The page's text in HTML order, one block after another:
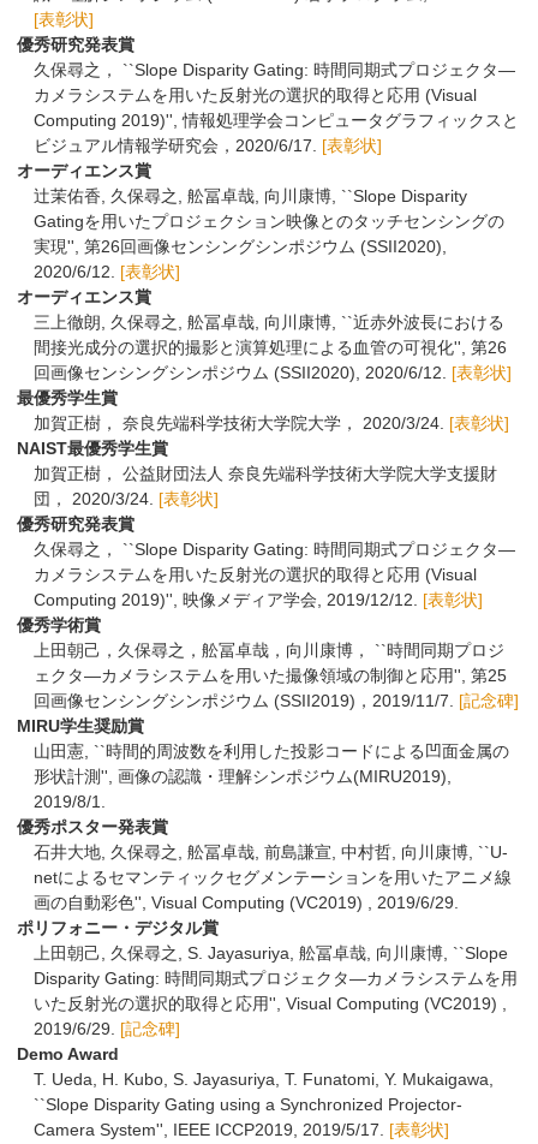
[表彰状]
優秀研究発表賞
久保尋之， ``Slope Disparity Gating: 時間同期式プロジェクタ—
カメラシステムを用いた反射光の選択的取得と応用 (Visual
Computing 2019)'', 情報処理学会コンピュータグラフィックスと
ビジュアル情報学研究会，2020/6/17. [表彰状]
オーディエンス賞
辻茉佑香, 久保尋之, 舩冨卓哉, 向川康博, ``Slope Disparity
Gatingを用いたプロジェクション映像とのタッチセンシングの
実現'', 第26回画像センシングシンポジウム (SSII2020),
2020/6/12. [表彰状]
オーディエンス賞
三上徹朗, 久保尋之, 舩冨卓哉, 向川康博, ``近赤外波長における
間接光成分の選択的撮影と演算処理による血管の可視化'', 第26
回画像センシングシンポジウム (SSII2020), 2020/6/12. [表彰状]
最優秀学生賞
加賀正樹， 奈良先端科学技術大学院大学， 2020/3/24. [表彰状]
NAIST最優秀学生賞
加賀正樹， 公益財団法人 奈良先端科学技術大学院大学支援財
団， 2020/3/24. [表彰状]
優秀研究発表賞
久保尋之， ``Slope Disparity Gating: 時間同期式プロジェクタ—
カメラシステムを用いた反射光の選択的取得と応用 (Visual
Computing 2019)'', 映像メディア学会, 2019/12/12. [表彰状]
優秀学術賞
上田朝己，久保尋之，舩冨卓哉，向川康博， ``時間同期プロジ
ェクタ―カメラシステムを用いた撮像領域の制御と応用'', 第25
回画像センシングシンポジウム (SSII2019)，2019/11/7. [記念碑]
MIRU学生奨励賞
山田憲, ``時間的周波数を利用した投影コードによる凹面金属の
形状計測'', 画像の認識・理解シンポジウム(MIRU2019),
2019/8/1.
優秀ポスター発表賞
石井大地, 久保尋之, 舩冨卓哉, 前島謙宣, 中村哲, 向川康博, ``U-
netによるセマンティックセグメンテーションを用いたアニメ線
画の自動彩色'', Visual Computing (VC2019) , 2019/6/29.
ポリフォニー・デジタル賞
上田朝己, 久保尋之, S. Jayasuriya, 舩冨卓哉, 向川康博, ``Slope
Disparity Gating: 時間同期式プロジェクタ―カメラシステムを用
いた反射光の選択的取得と応用'', Visual Computing (VC2019) ,
2019/6/29. [記念碑]
Demo Award
T. Ueda, H. Kubo, S. Jayasuriya, T. Funatomi, Y. Mukaigawa,
``Slope Disparity Gating using a Synchronized Projector-
Camera System'', IEEE ICCP2019, 2019/5/17. [表彰状]